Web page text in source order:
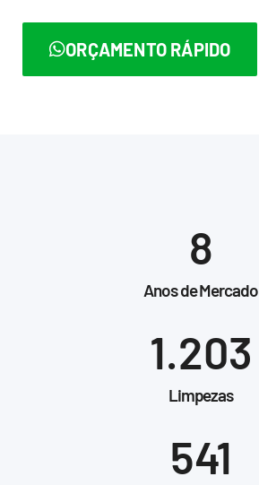
ORÇAMENTO RÁPIDO
Anos de Mercado
8
Limpezas
1.203
541